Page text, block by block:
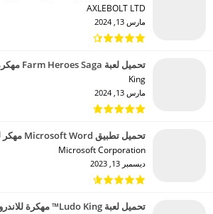
AXLEBOLT LTD‏
مارس 13, 2024
تحميل لعبة Farm Heroes Saga مهكرة للاندرويد 2024
King‏
مارس 13, 2024
تحميل تطبيق Microsoft Word مهكر للاندرويد 2024
Microsoft Corporation‏
ديسمبر 13, 2023
تحميل لعبة Ludo King™ مهكرة للاندرويد 2024